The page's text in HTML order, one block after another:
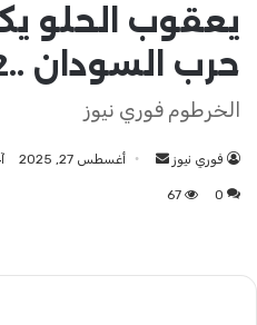
يعقوب الحلو
حرب السودان ..2-3….
الخرطوم فوري نيوز
فوري نيوز
أرسل أغسطس 27, 2025
0
67